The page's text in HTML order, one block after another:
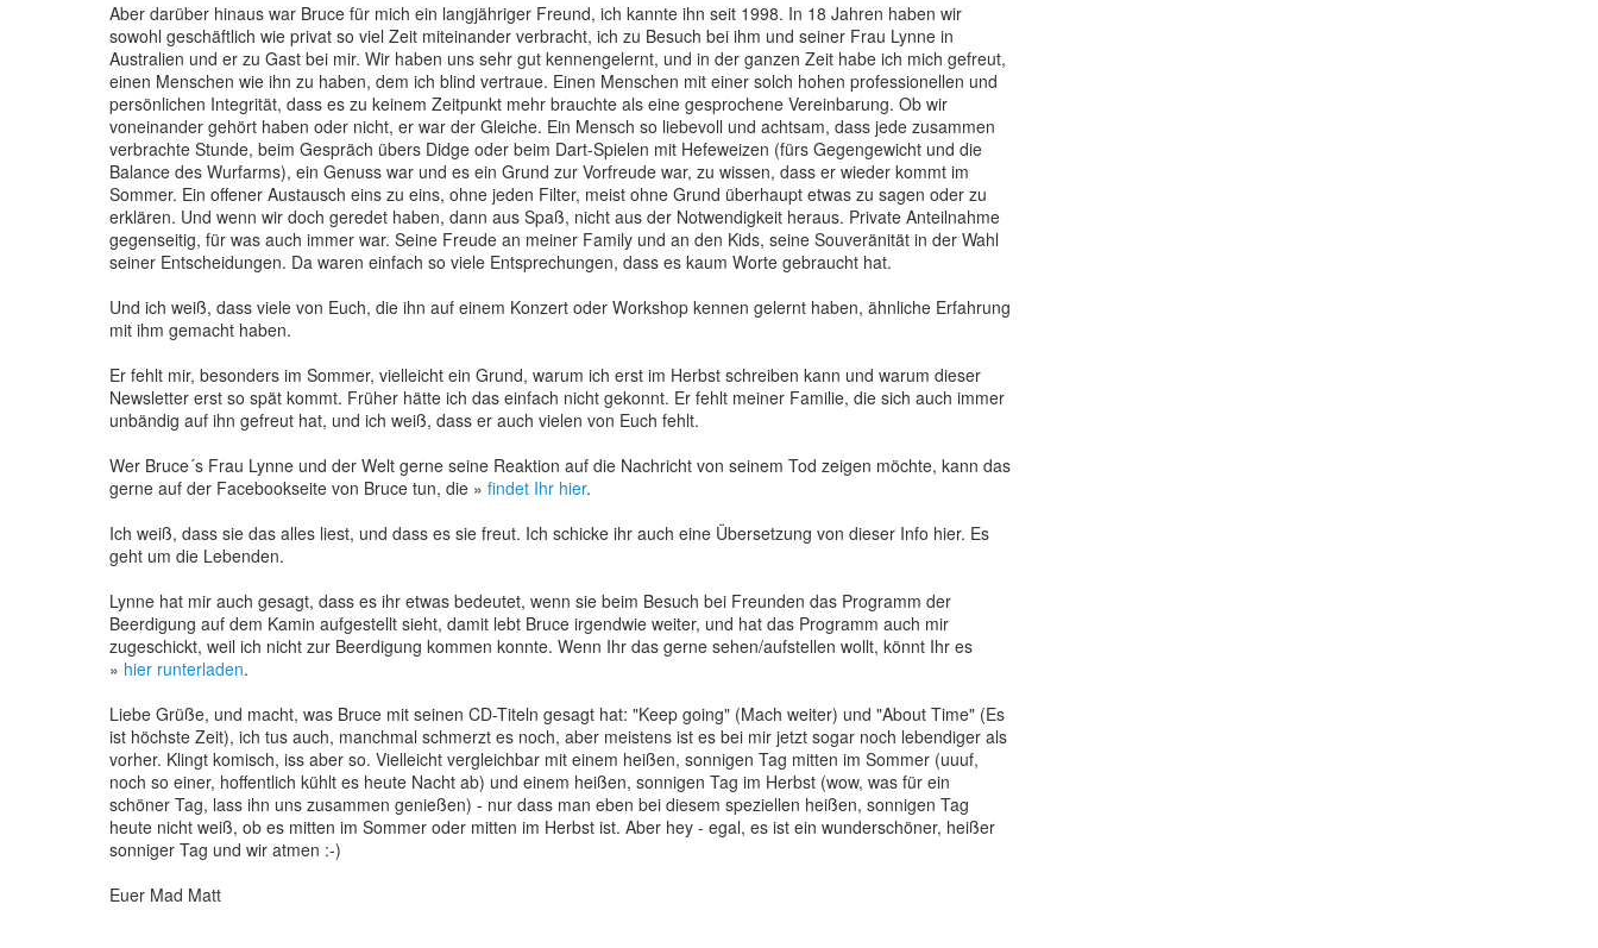
Aber darüber hinaus war Bruce für mich ein langjähriger Freund, ich kannte ihn seit 1998. In 18 Jahren haben wir
sowohl geschäftlich wie privat so viel Zeit miteinander verbracht, ich zu Besuch bei ihm und seiner Frau Lynne in
Australien und er zu Gast bei mir. Wir haben uns sehr gut kennengelernt, und in der ganzen Zeit habe ich mich gefreut,
einen Menschen wie ihn zu haben, dem ich blind vertraue. Einen Menschen mit einer solch hohen professionellen und
persönlichen Integrität, dass es zu keinem Zeitpunkt mehr brauchte als eine gesprochene Vereinbarung. Ob wir
voneinander gehört haben oder nicht, er war der Gleiche. Ein Mensch so liebevoll und achtsam, dass jede zusammen
verbrachte Stunde, beim Gespräch übers Didge oder beim Dart-Spielen mit Hefeweizen (fürs Gegengewicht und die
Balance des Wurfarms), ein Genuss war und es ein Grund zur Vorfreude war, zu wissen, dass er wieder kommt im
Sommer. Ein offener Austausch eins zu eins, ohne jeden Filter, meist ohne Grund überhaupt etwas zu sagen oder zu
erklären. Und wenn wir doch geredet haben, dann aus Spaß, nicht aus der Notwendigkeit heraus. Private Anteilnahme
gegenseitig, für was auch immer war. Seine Freude an meiner Family und an den Kids, seine Souveränität in der Wahl
seiner Entscheidungen. Da waren einfach so viele Entsprechungen, dass es kaum Worte gebraucht hat.
Und ich weiß, dass viele von Euch, die ihn auf einem Konzert oder Workshop kennen gelernt haben, ähnliche Erfahrung
mit ihm gemacht haben.
Er fehlt mir, besonders im Sommer, vielleicht ein Grund, warum ich erst im Herbst schreiben kann und warum dieser
Newsletter erst so spät kommt. Früher hätte ich das einfach nicht gekonnt. Er fehlt meiner Familie, die sich auch immer
unbändig auf ihn gefreut hat, und ich weiß, dass er auch vielen von Euch fehlt.
Wer Bruce´s Frau Lynne und der Welt gerne seine Reaktion auf die Nachricht von seinem Tod zeigen möchte, kann das
gerne auf der Facebookseite von Bruce tun, die » findet Ihr hier.
Ich weiß, dass sie das alles liest, und dass es sie freut. Ich schicke ihr auch eine Übersetzung von dieser Info hier. Es
geht um die Lebenden.
Lynne hat mir auch gesagt, dass es ihr etwas bedeutet, wenn sie beim Besuch bei Freunden das Programm der
Beerdigung auf dem Kamin aufgestellt sieht, damit lebt Bruce irgendwie weiter, und hat das Programm auch mir
zugeschickt, weil ich nicht zur Beerdigung kommen konnte. Wenn Ihr das gerne sehen/aufstellen wollt, könnt Ihr es
» hier runterladen.
Liebe Grüße, und macht, was Bruce mit seinen CD-Titeln gesagt hat: "Keep going" (Mach weiter) und "About Time" (Es
ist höchste Zeit), ich tus auch, manchmal schmerzt es noch, aber meistens ist es bei mir jetzt sogar noch lebendiger als
vorher. Klingt komisch, iss aber so. Vielleicht vergleichbar mit einem heißen, sonnigen Tag mitten im Sommer (uuuf,
noch so einer, hoffentlich kühlt es heute Nacht ab) und einem heißen, sonnigen Tag im Herbst (wow, was für ein
schöner Tag, lass ihn uns zusammen genießen) - nur dass man eben bei diesem speziellen heißen, sonnigen Tag
heute nicht weiß, ob es mitten im Sommer oder mitten im Herbst ist. Aber hey - egal, es ist ein wunderschöner, heißer
sonniger Tag und wir atmen :-)
Euer Mad Matt